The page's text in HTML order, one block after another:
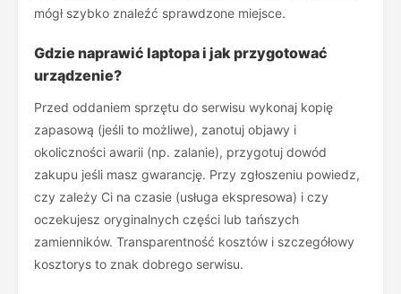
mógł szybko znaleźć sprawdzone miejsce.
Gdzie naprawić laptopa i jak przygotować
urządzenie?
Przed oddaniem sprzętu do serwisu wykonaj kopię
zapasową (jeśli to możliwe), zanotuj objawy i
okoliczności awarii (np. zalanie), przygotuj dowód
zakupu jeśli masz gwarancję. Przy zgłoszeniu powiedz,
czy zależy Ci na czasie (usługa ekspresowa) i czy
oczekujesz oryginalnych części lub tańszych
zamienników. Transparentność kosztów i szczegółowy
kosztorys to znak dobrego serwisu.